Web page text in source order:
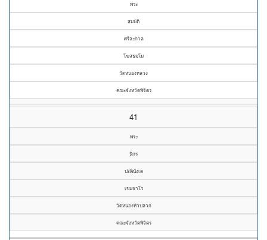
พระ
สมบัติ
ศรีละกาล
โฆสธมฺโม
วัดหนองหลวง
คณะจังหวัดพิจิตร
41
พระ
นิกร
ปะตินังเต
เขมจาโร
วัดหนองหัวปลวก
คณะจังหวัดพิจิตร